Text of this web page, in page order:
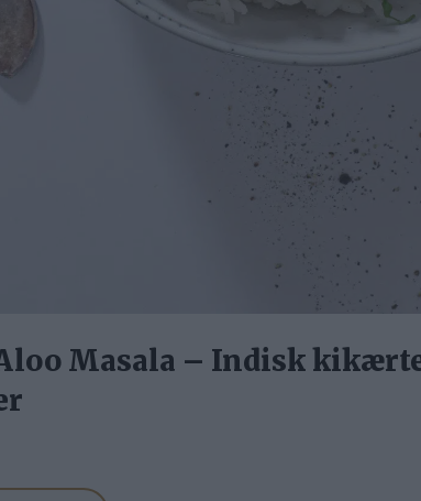
Masala – Indisk